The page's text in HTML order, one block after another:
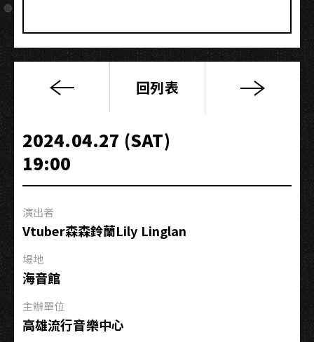
【4/5
次】
2024
CNBLUE
LIVE
KAOHSIUNG
回列表
2024.04.27 (SAT)
19:00
演出者
Vtuber森森鈴蘭Lily Linglan
場地
海音館
主辦單位
高雄流行音樂中心